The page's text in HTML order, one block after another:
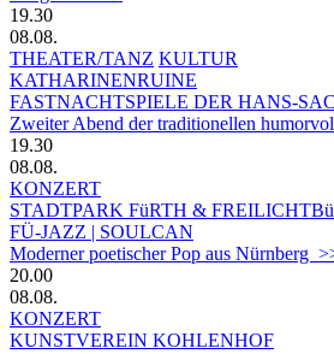
19.30
08.08.
THEATER/TANZ KULTUR
KATHARINENRUINE
FASTNACHTSPIELE DER HANS-
Zweiter Abend der traditionellen
19.30
08.08.
KONZERT
STADTPARK FüRTH &
FÜ-JAZZ | SOULCAN
Moderner poetischer Pop aus Nürnberg
20.00
08.08.
KONZERT
KUNSTVEREIN KOHLENHOF